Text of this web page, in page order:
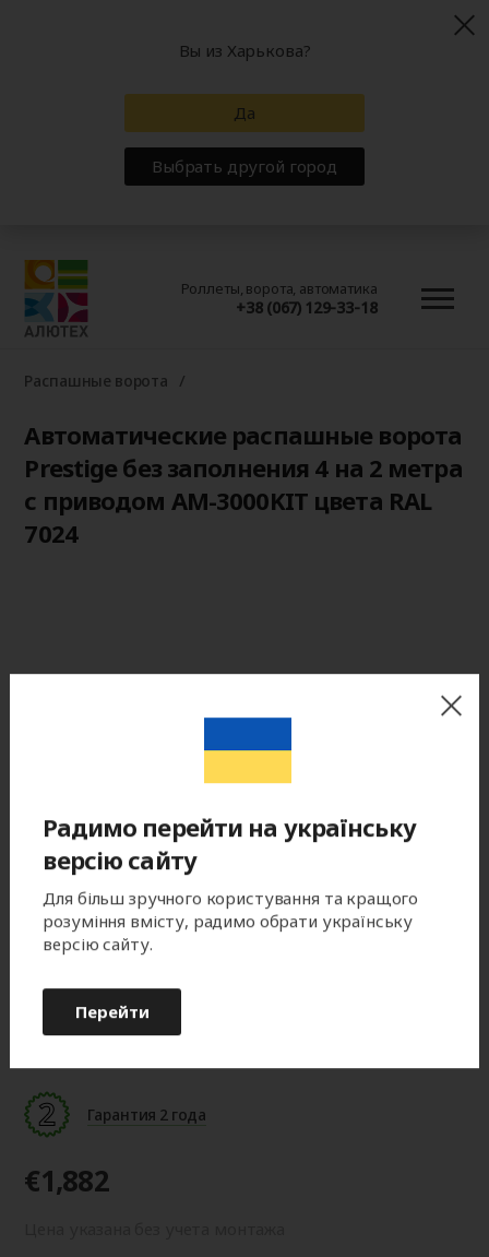
Роллеты, ворота, автоматика
+38 (067) 129-33-18
Распашные ворота
Автоматические распашные ворота
Prestige без заполнения 4 на 2 метра
с приводом AM-3000KIT цвета RAL
7024
Цвет готового изделия может незначительно отличаться по
Гарантия 2 года
€1,882
Вы из Харькова?
Да
Выбрать другой город
Радимо перейти на українську
версію сайту
Для більш зручного користування та кращого
розуміння вмісту, радимо обрати українську
версію сайту.
Перейти